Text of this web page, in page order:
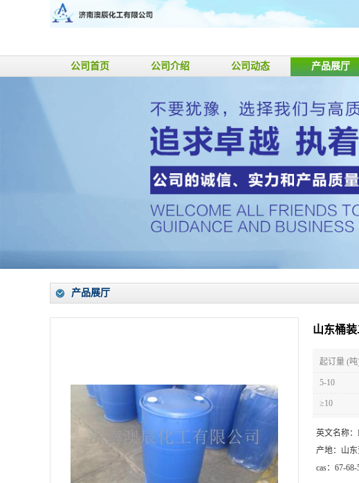
公司首页 公司介绍 公司动态 产品展厅
产品展厅
山东桶
起订量 (吨
5-10
≥10
英文名称：
产地： 山
cas： 67-68-